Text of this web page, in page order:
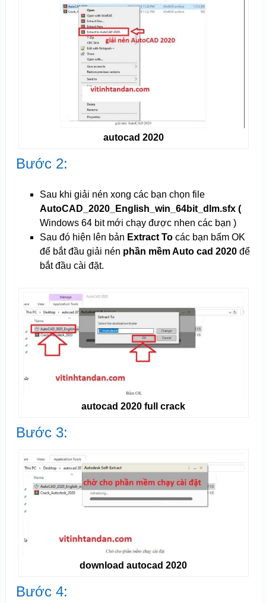
autocad 2020
Bước 2:
Sau khi giải nén xong các bạn chọn file
AutoCAD_2020_English_win_64bit_dlm.sfx (
Windows 64 bit mới chạy được nhen các bạn )
Sau đó hiện lên bản Extract Tocác bạn bấm OK
để bắt đầu giải nén phần mềm Auto cad 2020để
bắt đầu cài đặt.
autocad 2020 full crack
Bước 3:
download autocad 2020
Bước 4: